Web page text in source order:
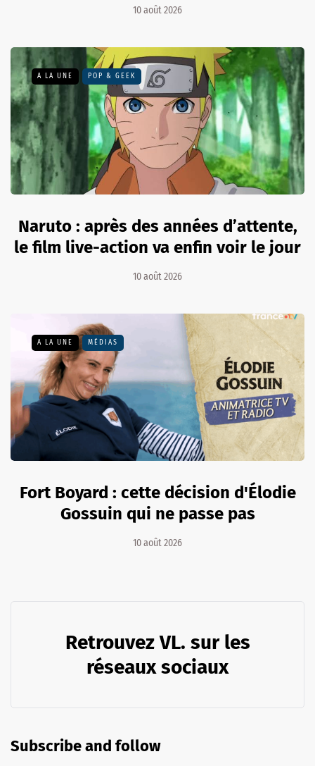
10 août 2026
A LA UNE POP & GEEK
Naruto : après des années d’attente,
le film live-action va enfin voir le jour
10 août 2026
A LA UNE MÉDIAS
Fort Boyard : cette décision d'Élodie
Gossuin qui ne passe pas
10 août 2026
Retrouvez VL. sur les
réseaux sociaux
Subscribe and follow